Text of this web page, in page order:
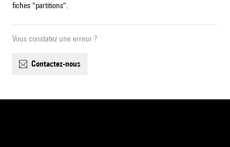
fiches "partitions".
Vous constatez une erreur ?
contactez-nous